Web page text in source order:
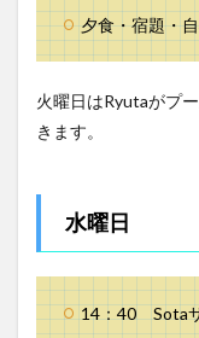
夕食・宿題・
火曜日はRyutaがプ
きます。
水曜日
14：40 Sota